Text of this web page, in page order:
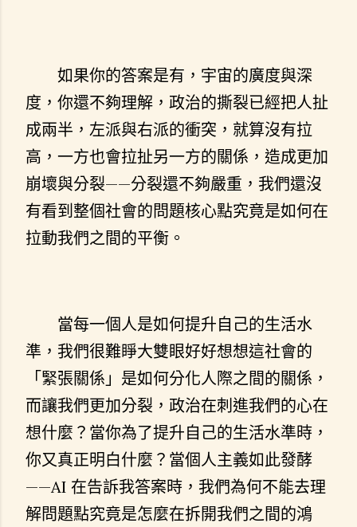
如果你的答案是有，宇宙的廣度與深
度，你還不夠理解，政治的撕裂已經把人扯
成兩半，左派與右派的衝突，就算沒有拉
高，一方也會拉扯另一方的關係，造成更加
崩壞與分裂——分裂還不夠嚴重，我們還沒
有看到整個社會的問題核心點究竟是如何在
拉動我們之間的平衡。
當每一個人是如何提升自己的生活水
準，我們很難睜大雙眼好好想想這社會的
「緊張關係」是如何分化人際之間的關係，
而讓我們更加分裂，政治在刺進我們的心在
想什麼？當你為了提升自己的生活水準時，
你又真正明白什麼？當個人主義如此發酵
——AI 在告訴我答案時，我們為何不能去理
解問題點究竟是怎麼在拆開我們之間的鴻